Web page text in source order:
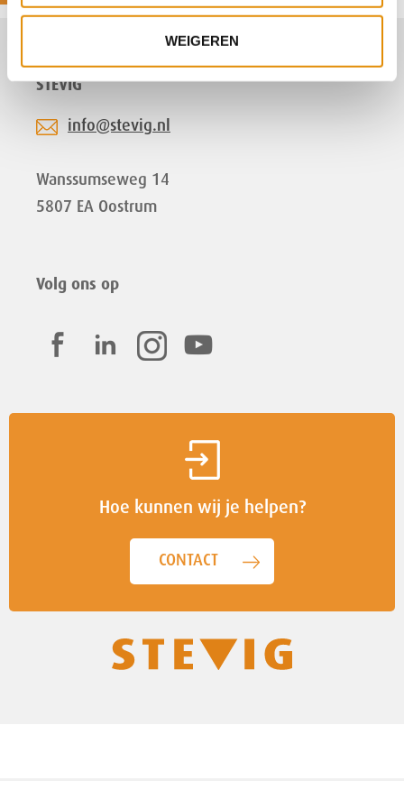
WEIGEREN
STEVIG
info@stevig.nl
Wanssumseweg 14
5807 EA Oostrum
Volg ons op
Hoe kunnen wij je helpen?
CONTACT